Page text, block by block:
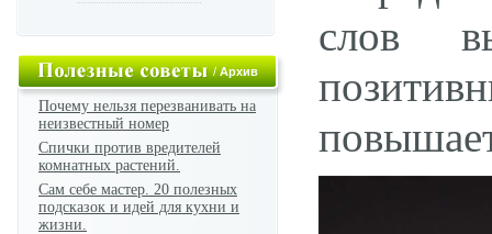
/Архив
Почему нельзя перезванивать на
неизвестный номер
Спички против вредителей
комнатных растений.
Сам себе мастер. 20 полезных
подсказок и идей для кухни и
жизни.
слов